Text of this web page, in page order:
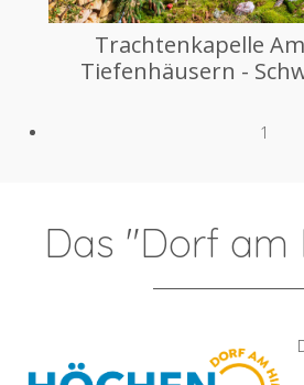
Trachtenkapelle
Tiefenhäusern -
1
Das "Dorf am